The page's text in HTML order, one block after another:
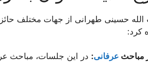
حسینی طهرانی از جهات مختلف
کرد:
مباحث عرفانی: در این جلسات، مباحث